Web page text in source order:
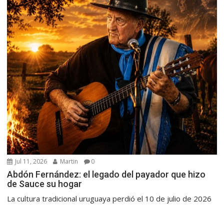
Jul 11, 2026 Martin 0
Abdón Fernández: el legado del payador que hizo
de Sauce su hogar
La cultura tradicional uruguaya perdió el 10 de julio de 2026